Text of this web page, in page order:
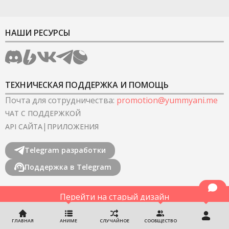
ГЛАВНАЯ АНИМЕ СЛУЧАЙНОЕ СООБЩЕСТВО
НАШИ РЕСУРСЫ
ТЕХНИЧЕСКАЯ ПОДДЕРЖКА И ПОМОЩЬ
Почта для сотрудничества: promotion@yummyani.me
ЧАТ С ПОДДЕРЖКОЙ
API САЙТА| ПРИЛОЖЕНИЯ
Telegram разработки
Поддержка в Telegram
Перейти на старый дизайн
©2022-2026YummyAnime.Все права защищены